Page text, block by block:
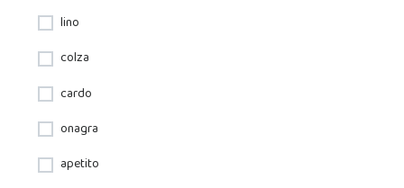
lino
colza
cardo
onagra
apetito